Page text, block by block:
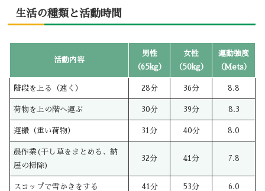
生活の種類と活動時間
活動内容
男性
（65kg）
女性
（50kg）
運動強度
（Mets）
階段を上る（速く） 28分 36分 8.8
荷物を上の階へ運ぶ 30分 39分 8.3
運搬（重い荷物） 31分 40分 8.0
農作業(干し草をまとめる、納
屋の掃除)
32分 41分 7.8
スコップで雪かきをする 41分 53分 6.0